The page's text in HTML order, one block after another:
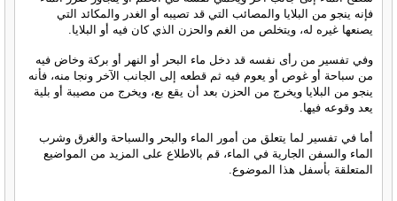
فإنه ينجو من البلايا والمصائب التي قد تصيبه أو الغدر والمكائد التي
يصنعها غيره له، ويتخلص من الغم والحزن الذي كان فيه أو البلايا.
وفي تفسير من رأى نفسه قد دخل ماء البحر أو النهر أو بركة وخاض فيه
من سباحة أو غوص أو يعوم فيه ثم قطعه إلى الجانب الآخر ونجا منه، فأنه
ينجو من البلايا ويخرج من الحزن بعد أن يقع بع، ويخرج من مصيبة أو بلية
يعد وقوعه فيها.
أما في تفسير لما يتعلق من أمور الماء والبحر والسباحة والغرق وشرب
الماء والسفن الجارية في الماء، قم بالاطلاع على المزيد من المواضيع
المتعلقة بأسفل هذا الموضوع.